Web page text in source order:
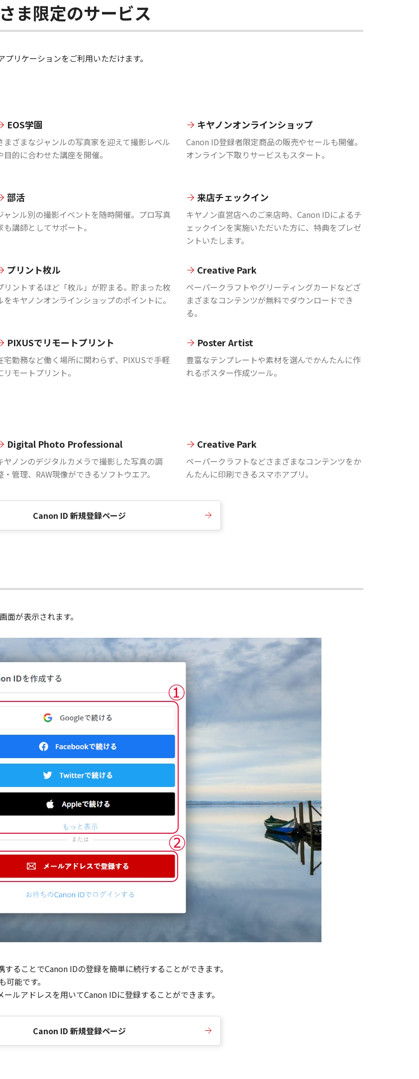
ま限定のサービス
リケーションをご利用いただけます。
EOS学園
まざまなジャンルの写真家を迎えて撮影レベル
目的に合わせた講座を開催。
キヤノンオンラインショップ
Canon ID登録者限定商品の販売やセールも開催。
オンライン下取りサービスもスタート。
部活
ャンル別の撮影イベントを随時開催。プロ写真
も講師としてサポート。
来店チェックイン
キヤノン直営店へのご来店時、Canon IDによるチ
ェックインを実施いただいた方に、特典をプレゼ
ントいたします。
プリント枚ル
リントするほど「枚ル」が貯まる。貯まった枚
をキヤノンオンラインショップのポイントに。
Creative Park
ペーパークラフトやグリーティングカードなどざ
まざまなコンテンツが無料でダウンロードでき
る。
PIXUSでリモートプリント
宅勤務など働く場所に関わらず、PIXUSで手軽
リモートプリント。
Poster Artist
豊富なテンプレートや素材を選んでかんたんに作
れるポスター作成ツール。
Digital Photo Professional
ヤノンのデジタルカメラで撮影した写真の調
・管理、RAW現像ができるソフトウエア。
Creative Park
ペーパークラフトなどさまざまなコンテンツをか
んたんに印刷できるスマホアプリ。
Canon ID 新規登録ページ
面が表示されます。
ることでCanon IDの登録を簡単に続行することができます。
能です。
ルアドレスを用いてCanon IDに登録することができます。
Canon ID 新規登録ページ